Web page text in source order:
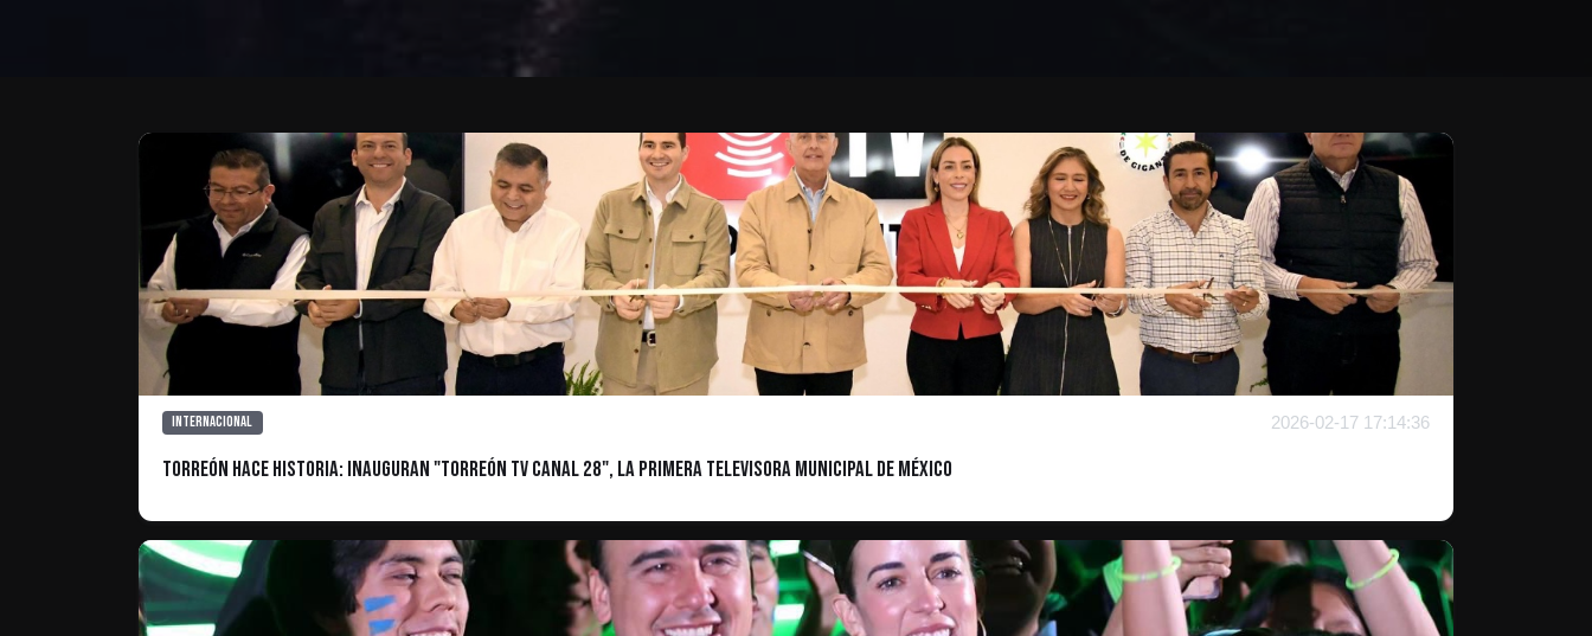
Internacional 2026-02-17 17:14:36
Torreón hace historia: Inauguran "Torreón TV Canal 28", la primera televisora municipal de México